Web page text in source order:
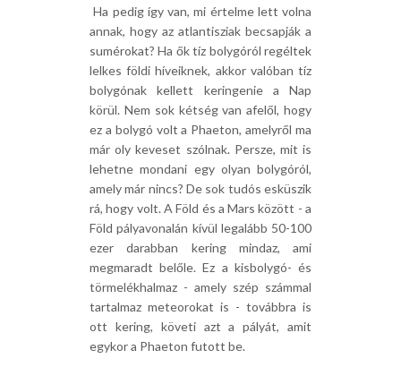
 Ha pedig így van, mi értelme lett volna
annak, hogy az atlantisziak becsapják a
sumérokat? Ha ők tíz bolygóról regéltek
lelkes földi híveiknek, akkor valóban tíz
bolygónak kellett keringenie a Nap
körül. Nem sok kétség van afelől, hogy
ez a bolygó volt a Phaeton, amelyről ma
már oly keveset szólnak. Persze, mit is
lehetne mondani egy olyan bolygóról,
amely már nincs? De sok tudós esküszik
rá, hogy volt. A Föld és a Mars között - a
Föld pályavonalán kívül legalább 50-100
ezer darabban kering mindaz, ami
megmaradt belőle. Ez a kisbolygó- és
törmelékhalmaz - amely szép számmal
tartalmaz meteorokat is - továbbra is
ott kering, követi azt a pályát, amit
egykor a Phaeton futott be.